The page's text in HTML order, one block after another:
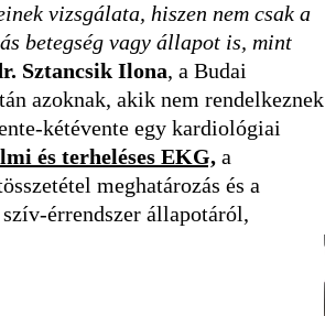
vizsgálata, hiszen nem csak a
betegség vagy állapot is, mint
Sztancsik Ilona, a Budai
azoknak, akik nem rendelkeznek
kétévente egy kardiológiai
és terheléses EKG, a
meghatározás és a
érrendszer állapotáról,